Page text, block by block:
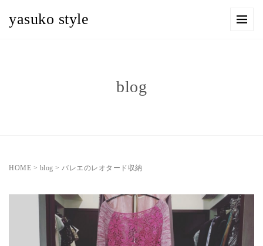
yasuko style
blog
HOME > blog > バレエのレオタード収納